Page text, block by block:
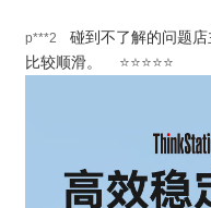
p***2
碰到不了解的问题
比较顺滑。
⭐⭐⭐⭐⭐